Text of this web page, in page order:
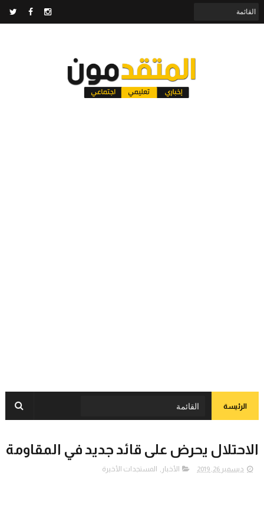
الرئيسة
الاحتلال يحرض على قائد جديد في المقاومة
ديسمبر 26, 2019 الأخبار , المستجدات الأخيرة